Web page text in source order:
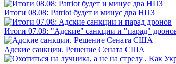
Итоги 08.08: Patriot будет и минус два НПЗ
Итоги 07.08: "Адские" санкции и "парад"
Адские санкции. Решение Сената США